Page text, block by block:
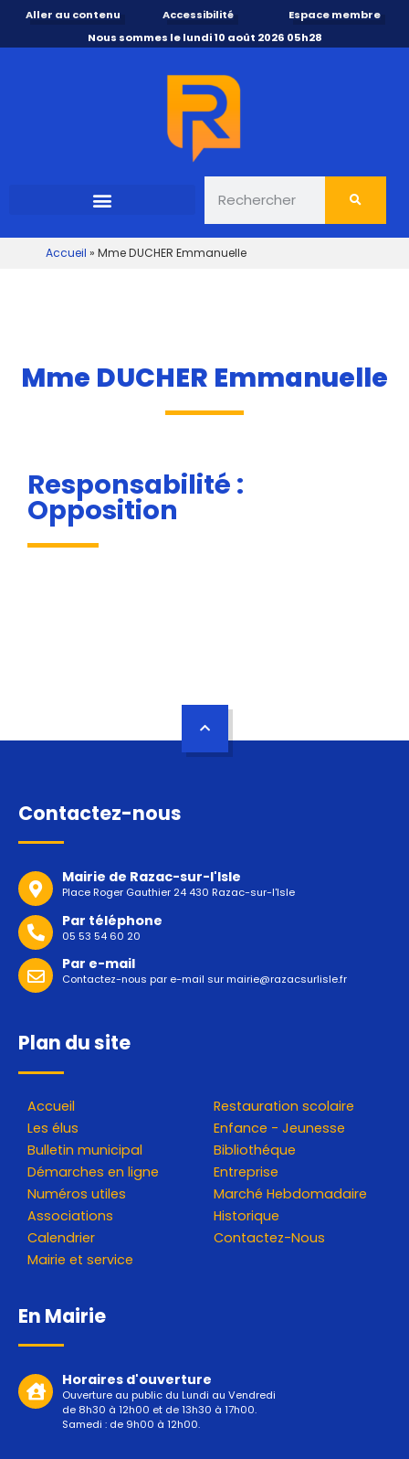
Aller au contenu Accessibilité
Espace membre
Nous sommes le lundi 10 août 2026 05h28
Accueil » Mme DUCHER Emmanuelle
Mme DUCHER Emmanuelle
Responsabilité :
Opposition
Contactez-nous
Mairie de Razac-sur-l'Isle
Place Roger Gauthier 24 430 Razac-sur-l'Isle
Par téléphone
05 53 54 60 20
Par e-mail
Contactez-nous par e-mail surmairie@razacsurlisle.fr
Plan du site
Accueil
Les élus
Bulletin municipal
Démarches en ligne
Numéros utiles
Associations
Calendrier
Mairie et service
Restauration scolaire
Enfance - Jeunesse
Bibliothéque
Entreprise
Marché Hebdomadaire
Historique
Contactez-Nous
En Mairie
Horaires d'ouverture
Ouverture au public du Lundi au Vendredi
de 8h30 à 12h00 et de 13h30 à 17h00.
Samedi : de 9h00 à 12h00.